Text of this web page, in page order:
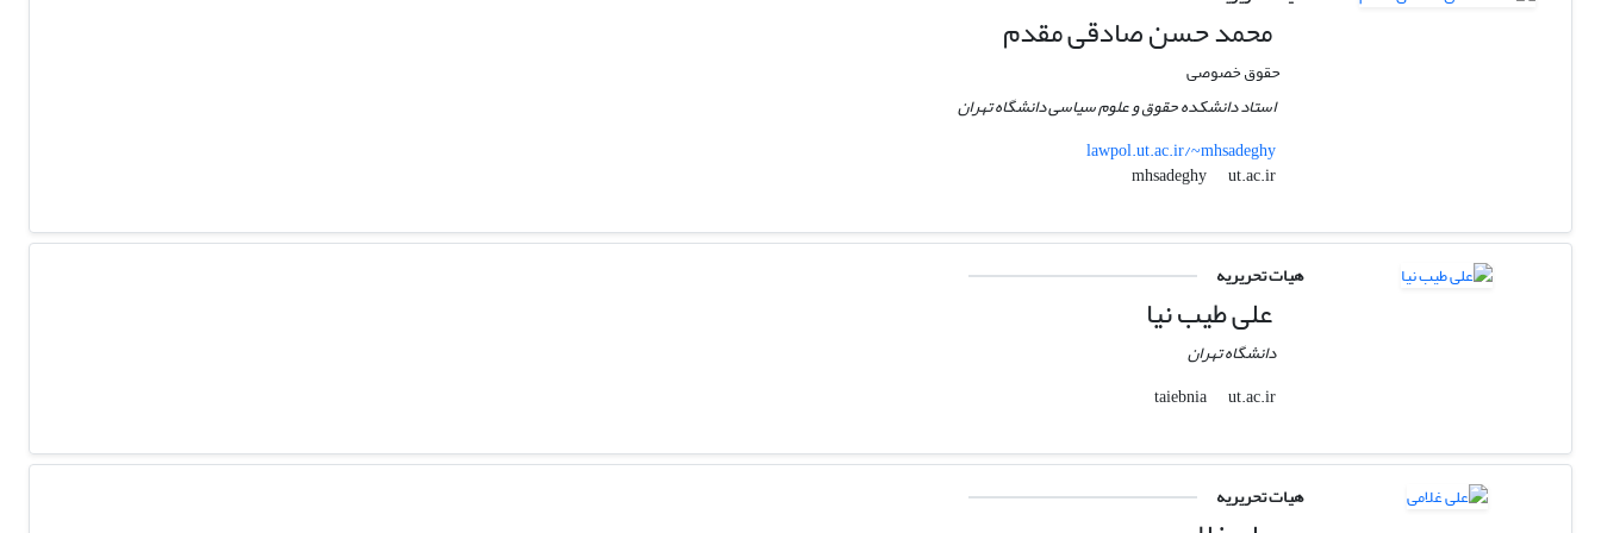
محمد حسن صادقی مقدم
حقوق خصوصی
استاد دانشکده حقوق و علوم سیاسی دانشگاه تهران
lawpol.ut.ac.ir/~mhsadeghy
mhsadeghy
ut.ac.ir
هیات تحریریه
علی طیب نیا
دانشگاه تهران
taiebnia
ut.ac.ir
هیات تحریریه